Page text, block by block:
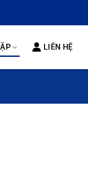
LIÊN HỆ